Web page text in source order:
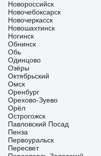
Новороссийск
Новочебоксарск
Новочеркасск
Новошахтинск
Ногинск
Обнинск
Обь
Одинцово
Озёры
Октябрьский
Омск
Оренбург
Орехово-Зуево
Орёл
Острогожск
Павловский Посад
Пенза
Первоуральск
Пересвет